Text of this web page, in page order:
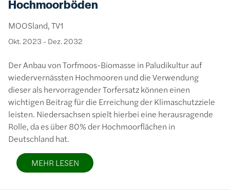
Hochmoorböden
MOOSland, TV1
Okt. 2023 - Dez. 2032
Der Anbau von Torfmoos-Biomasse in Paludikultur auf
wiedervernässten Hochmooren und die Verwendung
dieser als hervorragender Torfersatz können einen
wichtigen Beitrag für die Erreichung der Klimaschutzziele
leisten. Niedersachsen spielt hierbei eine herausragende
Rolle, da es über 80% der Hochmoorflächen in
Deutschland hat.
MEHR LESEN